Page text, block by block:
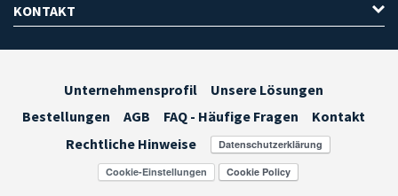
KONTAKT
Unternehmensprofil
Unsere Lösungen
Bestellungen
AGB FAQ - Häufige Fragen
Kontakt
Rechtliche Hinweise
Cookie-Einstellungen